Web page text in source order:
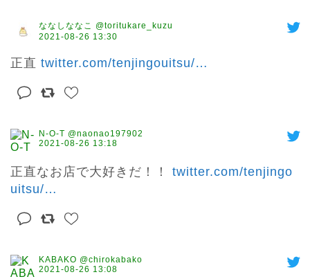
ななしななこ @toritukare_kuzu
2021-08-26 13:30
正直 twitter.com/tenjingouitsu/…
N-O-T @naonao197902
2021-08-26 13:18
正直なお店で大好きだ！！ twitter.com/tenjingo
uitsu/…
KABAKO @chirokabako
2021-08-26 13:08